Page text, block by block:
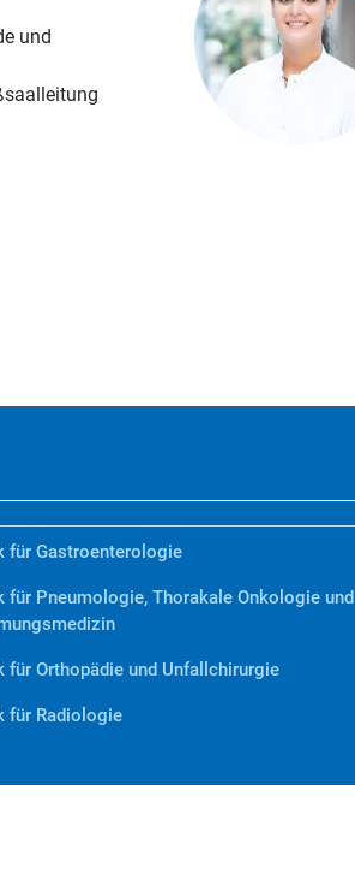
und
für Gastroenterologie
für Pneumologie, Thorakale Onkologie und
für Orthopädie und Unfallchirurgie
für Radiologie